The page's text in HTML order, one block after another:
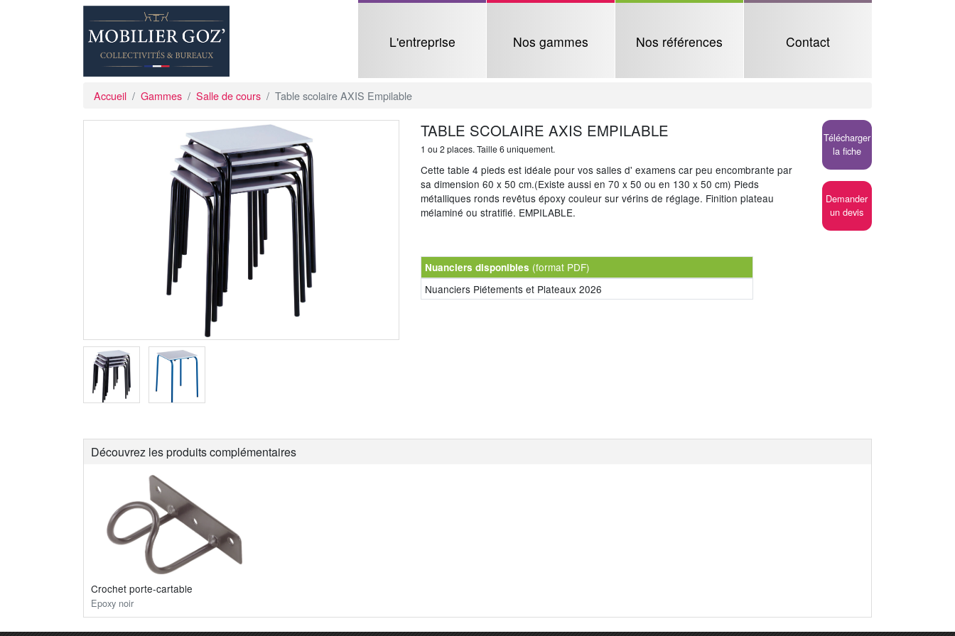
L'entreprise Nos gammes Nos références Contact
Accueil Gammes Salle de cours Table scolaire AXIS Empilable
TABLE SCOLAIRE AXIS EMPILABLE
1 ou 2 places. Taille 6 uniquement.
Cette table 4 pieds est idéale pour vos salles d' examens car peu encombrante par
sa dimension 60 x 50 cm.(Existe aussi en 70 x 50 ou en 130 x 50 cm) Pieds
métalliques ronds revêtus époxy couleur sur vérins de réglage. Finition plateau
mélaminé ou stratifié. EMPILABLE.
Télécharger
la fiche
Demander
un devis
Nuanciers disponibles (format PDF)
Nuanciers Piétements et Plateaux 2026
Découvrez les produits complémentaires
Crochet porte-cartable
Epoxy noir